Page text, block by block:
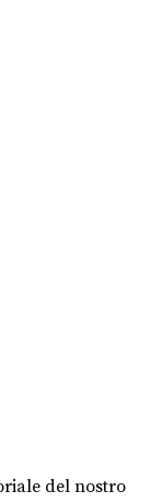
del nostro